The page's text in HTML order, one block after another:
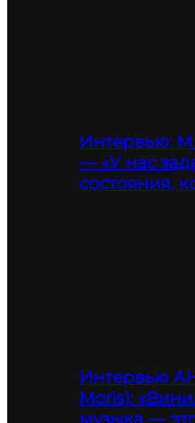
Интервью:
— «У нас
состояния,
Интервью
Moris):